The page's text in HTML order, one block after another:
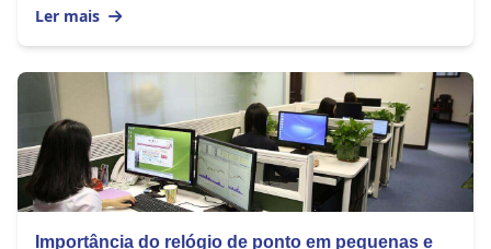
Ler mais
Importância do relógio de ponto em pequenas e